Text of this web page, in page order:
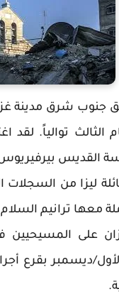
العريق جنوب شرق
توالياً. لقد
بيرفيريوس،
من السجلات
معها ترانيم السلام
على
ديسمبر بقرع